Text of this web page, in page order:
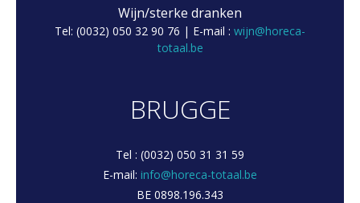
Wijn/sterke dranken
Tel: (0032) 050 32 90 76 | E-mail : wijn@horeca-
totaal.be
BRUGGE
Tel : (0032) 050 31 31 59
E-mail: info@horeca-totaal.be
BE 0898.196.343